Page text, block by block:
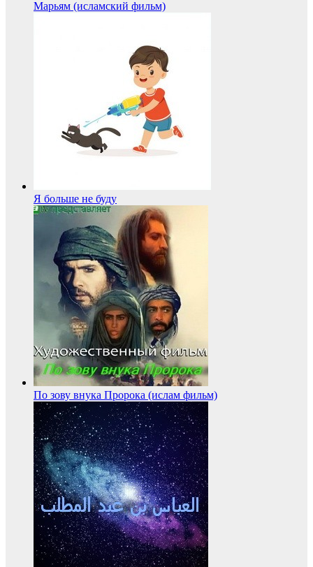
Марьям (исламский фильм)
Я больше не буду
По зову внука Пророка (ислам фильм)